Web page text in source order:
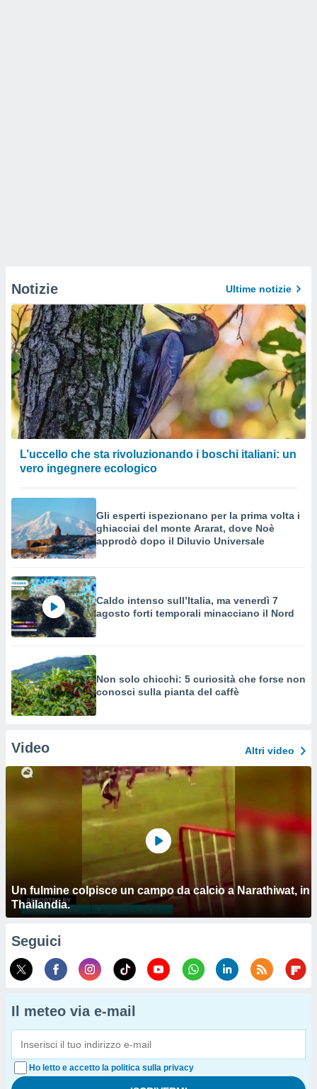
Notizie Ultime notizie
L’uccello che sta rivoluzionando i boschi italiani: un
vero ingegnere ecologico
Gli esperti ispezionano per la prima volta i
ghiacciai del monte Ararat, dove Noè
approdò dopo il Diluvio Universale
Caldo intenso sull’Italia, ma venerdì 7
agosto forti temporali minacciano il Nord
Non solo chicchi: 5 curiosità che forse non
conosci sulla pianta del caffè
Video Altri video
Un fulmine colpisce un campo da calcio a Narathiwat, in
Thailandia.
Seguici
Il meteo via e-mail
Ho letto e accetto la politica sulla privacy